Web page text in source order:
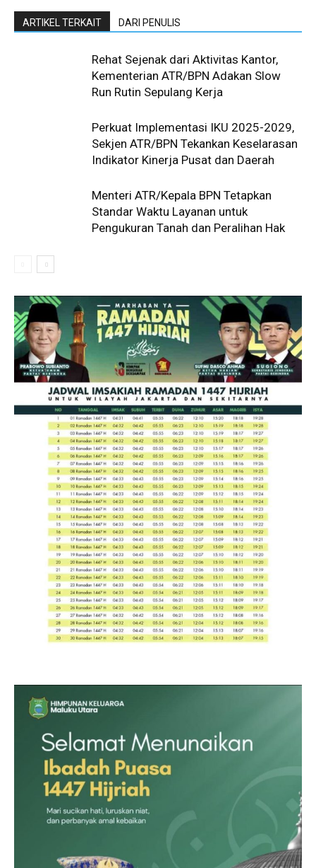
ARTIKEL TERKAIT DARI PENULIS
Rehat Sejenak dari Aktivitas Kantor,
Kementerian ATR/BPN Adakan Slow
Run Rutin Sepulang Kerja ‎
Perkuat Implementasi IKU 2025-2029,
Sekjen ATR/BPN Tekankan Keselarasan
Indikator Kinerja Pusat dan Daerah
Menteri ATR/Kepala BPN Tetapkan
Standar Waktu Layanan untuk
Pengukuran Tanah dan Peralihan Hak